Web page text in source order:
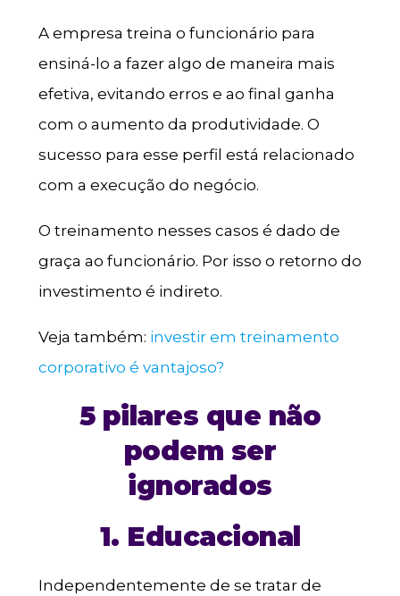
A empresa treina o funcionário para
ensiná-lo a fazer algo de maneira mais
efetiva, evitando erros e ao final ganha
com o aumento da produtividade. O
sucesso para esse perfil está relacionado
com a execução do negócio.
O treinamento nesses casos é dado de
graça ao funcionário. Por isso o retorno do
investimento é indireto.
Veja também: investir em treinamento
corporativo é vantajoso?
5 pilares que não
podem ser
ignorados
1. Educacional
Independentemente de se tratar de